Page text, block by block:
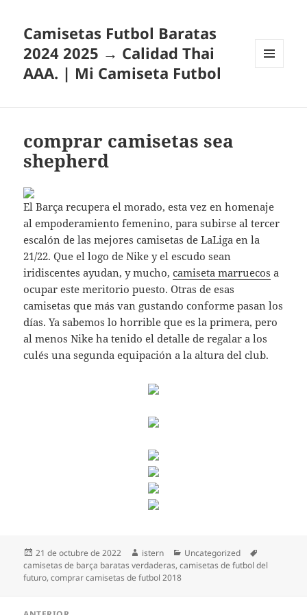
Camisetas Futbol Baratas
2024 2025 → Calidad Thai
AAA. | Mi Camiseta Futbol
comprar camisetas sea
shepherd
El Barça recupera el morado, esta vez en homenaje
al empoderamiento femenino, para subirse al tercer
escalón de las mejores camisetas de LaLiga en la
21/22. Que el logo de Nike y el escudo sean
iridiscentes ayudan, y mucho,camiseta marruecos a
ocupar este meritorio puesto. Otras de esas
camisetas que más van gustando conforme pasan los
días. Ya sabemos lo horrible que es la primera, pero
al menos Nike ha tenido el detalle de regalar a los
culés una segunda equipación a la altura del club.
Publicado
el
21 de octubre de 2022 Autor
istern Categorías
Uncategorized
camisetas de barça baratas verdaderas,camisetas de futbol del
futuro,comprar camisetas de futbol 2018